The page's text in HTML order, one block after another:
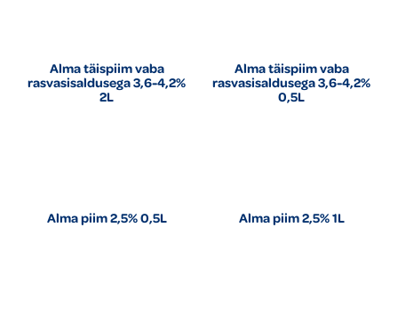
Alma täispiim vaba
rasvasisaldusega 3,6-4,2%
2L
Alma täispiim vaba
rasvasisaldusega 3,6-4,2%
0,5L
Alma piim 2,5% 0,5L Alma piim 2,5% 1L